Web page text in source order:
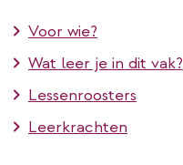
Voor wie?
Wat leer je in dit vak?
Lessenroosters
Leerkrachten